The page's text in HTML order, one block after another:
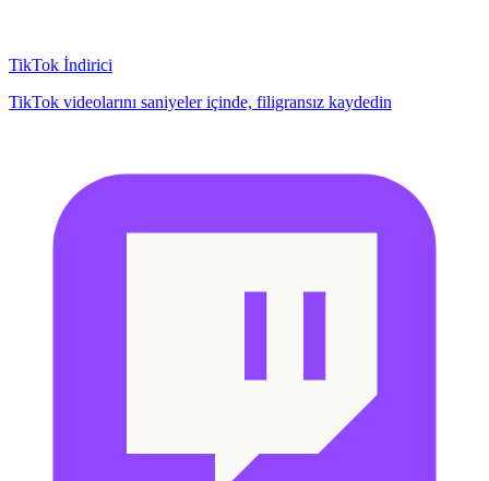
TikTok İndirici
TikTok videolarını saniyeler içinde, filigransız kaydedin